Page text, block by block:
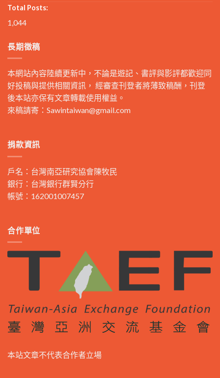
Total Posts:
1,044
長期徵稿
本網站內容陸續更新中，不論是遊記、書評與影評都歡迎同
好投稿與提供相關資訊， 經審查刊登者將薄致稿酬，刊登
後本站亦保有文章轉載使用權益。
來稿請寄： Sawintaiwan@gmail.com
捐款資訊
戶名：台灣南亞研究協會陳牧民
銀行：台灣銀行群賢分行
帳號：162001007457
合作單位
本站文章不代表合作者立場